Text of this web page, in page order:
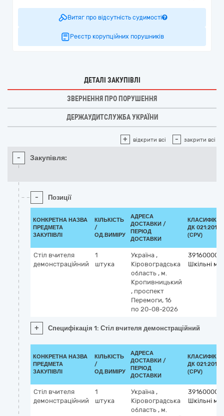
Витяг про відсутність судимості
Реєстр корупційних порушників
ДЕТАЛІ ЗАКУПІВЛІ
ЗВЕРНЕННЯ ПРО ПОРУШЕННЯ
ДЕРЖАУДИТСЛУЖБА УКРАЇНИ
+ відкрити всі - закрити всі
- Закупівля:
- Позиції
КОНКРЕТНА НАЗВА
ПРЕДМЕТА
ЗАКУПІВЛІ
КІЛЬКІСТЬ
/
ОД.ВИМІРУ
АДРЕСА
ДОСТАВКИ /
ПЕРІОД
ДОСТАВКИ
ДК 021:2015
(CPV)
Стіл вчителя
демонстраційний
1
штука
Україна ,
Кіровоградська
область , м.
Кропивницький
, проспект
Перемоги, 16
по 20-08-2026
39160000-1
Шкільні
+ Специфікація 1: Стіл вчителя демонстраційний
КОНКРЕТНА НАЗВА
ПРЕДМЕТА
ЗАКУПІВЛІ
КІЛЬКІСТЬ
/
ОД.ВИМІРУ
АДРЕСА
ДОСТАВКИ /
ПЕРІОД
ДОСТАВКИ
ДК 021:2015
(CPV)
Стіл вчителя
демонстраційний
1
штука
Україна ,
Кіровоградська
область , м.
39160000-1
Шкільні